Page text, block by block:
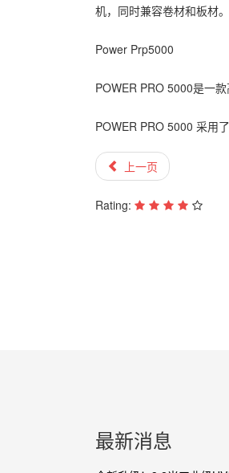
机，同时兼容卷材和板材
Power Prp5000
POWER PRO 5000是一
POWER PRO 5000 采用
上一页
Rating:
最新消息